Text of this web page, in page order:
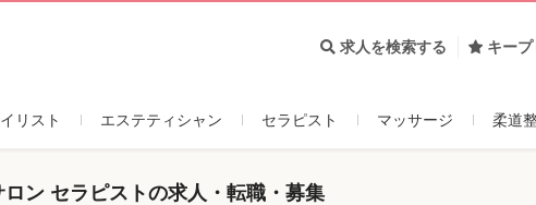
求人を検索する キープ
リスト エステティシャン セラピスト マッサージ 柔道
ン セラピストの求人・転職・募集